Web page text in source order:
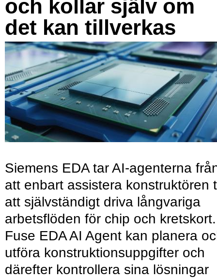
och kollar själv om
det kan tillverkas
Siemens EDA tar AI-agenterna
att enbart assistera konstruktören
att självständigt driva långvariga
arbetsflöden för chip och kretskort.
Fuse EDA AI Agent kan planera
utföra konstruktionsuppgifter och
därefter kontrollera sina lösningar